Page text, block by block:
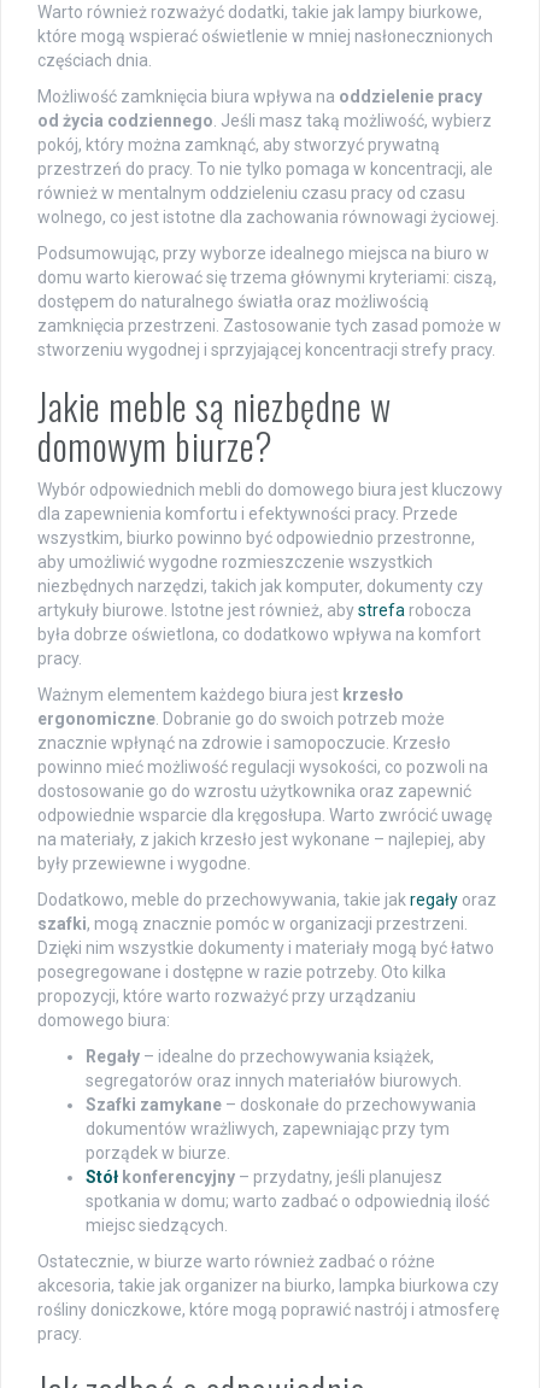
Warto również rozważyć dodatki, takie jak lampy biurkowe,
które mogą wspierać oświetlenie w mniej nasłonecznionych
częściach dnia.
Możliwość zamknięcia biura wpływa na oddzielenie pracy
od życia codziennego. Jeśli masz taką możliwość, wybierz
pokój, który można zamknąć, aby stworzyć prywatną
przestrzeń do pracy. To nie tylko pomaga w koncentracji, ale
również w mentalnym oddzieleniu czasu pracy od czasu
wolnego, co jest istotne dla zachowania równowagi życiowej.
Podsumowując, przy wyborze idealnego miejsca na biuro w
domu warto kierować się trzema głównymi kryteriami: ciszą,
dostępem do naturalnego światła oraz możliwością
zamknięcia przestrzeni. Zastosowanie tych zasad pomoże w
stworzeniu wygodnej i sprzyjającej koncentracji strefy pracy.
Jakie meble są niezbędne w
domowym biurze?
Wybór odpowiednich mebli do domowego biura jest kluczowy
dla zapewnienia komfortu i efektywności pracy. Przede
wszystkim, biurko powinno być odpowiednio przestronne,
aby umożliwić wygodne rozmieszczenie wszystkich
niezbędnych narzędzi, takich jak komputer, dokumenty czy
artykuły biurowe. Istotne jest również, abystrefa robocza
była dobrze oświetlona, co dodatkowo wpływa na komfort
pracy.
Ważnym elementem każdego biura jest krzesło
ergonomiczne. Dobranie go do swoich potrzeb może
znacznie wpłynąć na zdrowie i samopoczucie. Krzesło
powinno mieć możliwość regulacji wysokości, co pozwoli na
dostosowanie go do wzrostu użytkownika oraz zapewnić
odpowiednie wsparcie dla kręgosłupa. Warto zwrócić uwagę
na materiały, z jakich krzesło jest wykonane – najlepiej, aby
były przewiewne i wygodne.
Dodatkowo, meble do przechowywania, takie jakregały oraz
szafki, mogą znacznie pomóc w organizacji przestrzeni.
Dzięki nim wszystkie dokumenty i materiały mogą być łatwo
posegregowane i dostępne w razie potrzeby. Oto kilka
propozycji, które warto rozważyć przy urządzaniu
domowego biura:
Regały – idealne do przechowywania książek,
segregatorów oraz innych materiałów biurowych.
Szafki zamykane – doskonałe do przechowywania
dokumentów wrażliwych, zapewniając przy tym
porządek w biurze.
Stół konferencyjny – przydatny, jeśli planujesz
spotkania w domu; warto zadbać o odpowiednią ilość
miejsc siedzących.
Ostatecznie, w biurze warto również zadbać o różne
akcesoria, takie jak organizer na biurko, lampka biurkowa czy
rośliny doniczkowe, które mogą poprawić nastrój i atmosferę
pracy.